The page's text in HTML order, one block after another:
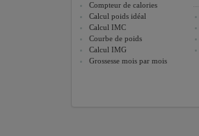
Compteur de calories
Calcul poids idéal
Calcul IMC
Courbe de poids
Calcul IMG
Grossesse mois par mois